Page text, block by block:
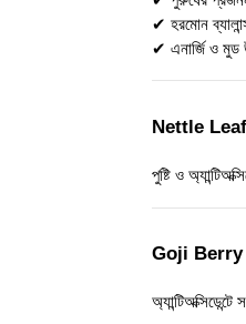
✔ হরমোন
✔ এনার্জি ও মুড
Nettle Leaf
পুষ্টি ও
Goji Berry